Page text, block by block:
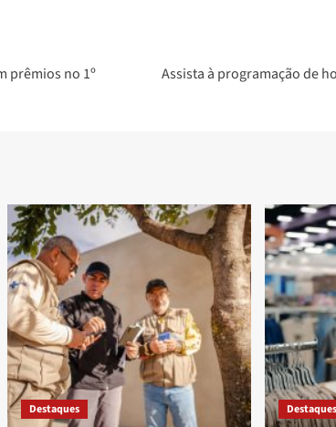
prêmios no 1º
Assista à programação de
Destaques Destaques